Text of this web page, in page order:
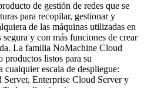
de gestión de redes que se
para recopilar, gestionar y
de las máquinas utilizadas en
y con más funciones de crear
La familia NoMachine Cloud
productos listos para su
cualquier escala de despliegue:
Enterprise Cloud Server y